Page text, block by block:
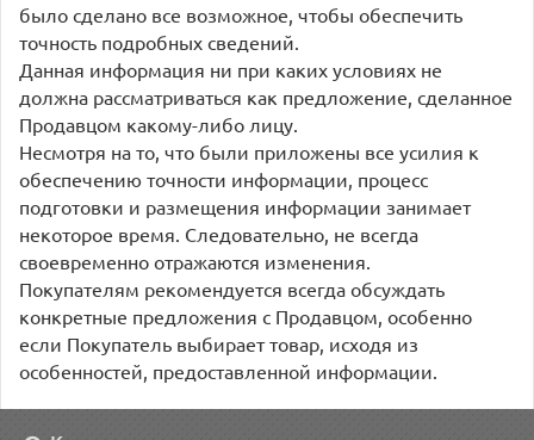
было сделано все возможное, чтобы обеспечить
точность подробных сведений.
Данная информация ни при каких условиях не
должна рассматриваться как предложение, сделанное
Продавцом какому-либо лицу.
Несмотря на то, что были приложены все усилия к
обеспечению точности информации, процесс
подготовки и размещения информации занимает
некоторое время. Следовательно, не всегда
своевременно отражаются изменения.
Покупателям рекомендуется всегда обсуждать
конкретные предложения с Продавцом, особенно
если Покупатель выбирает товар, исходя из
особенностей, предоставленной информации.